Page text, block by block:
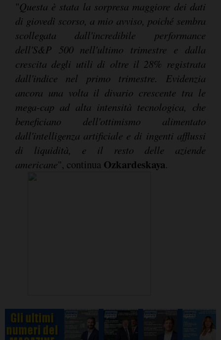
"Questa è stata la sorpresa maggiore dei dati
di giovedì scorso, a mio avviso, poiché sembra
scollegata dall'incredibile performance
dell'S&P 500 nell'ultimo trimestre e dalla
crescita degli utili di oltre il 28% registrata
dall'indice nel primo trimestre. Evidenzia
ancora una volta il divario crescente tra le
mega-cap ad alta intensità tecnologica, che
beneficiano dell'ottimismo alimentato
dall'intelligenza artificiale e di ingenti afflussi
di liquidità, e il resto delle aziende
americane", continua Ozkardeskaya.